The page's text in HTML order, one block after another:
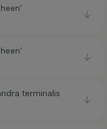
terminalis